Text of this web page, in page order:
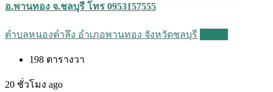
อ.พานทอง จ.ชลบุรี โทร 0953157555
ตำบลหนองตำลึง อำเภอพานทอง จังหวัดชลบุรี
198 ตารางวา
20 ชั่วโมง ago